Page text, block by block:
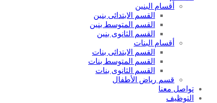
أقسام البنين
القسم الابتدائى بنين
القسم المتوسط بنين
القسم الثانوى بنين
أقسام البنات
القسم الابتدائى بنات
القسم المتوسط بنات
القسم الثانوى بنات
قسم رياض الأطفال
تواصل معنا
التوظيف